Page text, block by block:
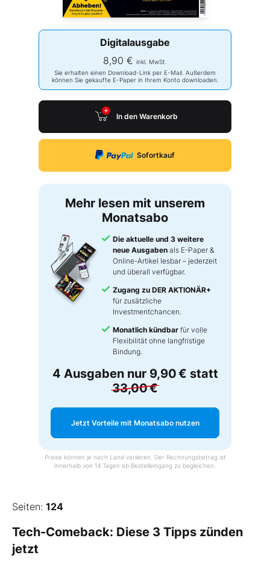
Digitalausgabe
8,90 € inkl. MwSt.
Sie erhalten einen Download-Link per E-Mail. Außerdem
können Sie gekaufte E-Paper in Ihrem Konto downloaden.
In den Warenkorb
Sofortkauf
Mehr lesen mit unserem
Monatsabo
Die aktuelle und 3 weitere
neue Ausgaben als E-Paper &
Online-Artikel lesbar – jederzeit
und überall verfügbar.
Zugang zu DER AKTIONÄR+
für zusätzliche
Investmentchancen.
Monatlich kündbar für volle
Flexibilität ohne langfristige
Bindung.
4 Ausgaben nur 9,90 € statt
33,00 €
Jetzt Vorteile mit Monatsabo nutzen
Preise können je nach Land variieren. Der Rechnungsbetrag ist
innerhalb von 14 Tagen ab Bestelleingang zu begleichen.
Seiten: 124
Tech-Comeback: Diese 3 Tipps zünden
jetzt